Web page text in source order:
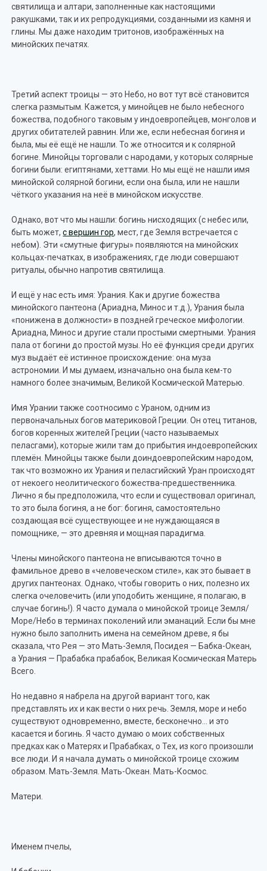
святилища и алтари, заполненные как настоящими
ракушками, так и их репродукциями, созданными из камня и
глины. Мы даже находим тритонов, изображённых на
минойских печатях.
Третий аспект троицы — это Небо, но вот тут всё становится
слегка размытым. Кажется, у минойцев не было небесного
божества, подобного таковым у индоевропейцев, монголов и
других обитателей равнин. Или же, если небесная богиня и
была, мы её ещё не нашли. То же относится и к солярной
богине. Минойцы торговали с народами, у которых солярные
богини были: египтянами, хеттами. Но мы ещё не нашли имя
минойской солярной богини, если она была, или не нашли
чёткого указания на неё в минойском искусстве.
Однако, вот что мы нашли: богинь нисходящих (с небес или,
быть может,с вершин гор, мест, где Земля встречается с
небом). Эти «смутные фигуры» появляются на минойских
кольцах-печатках, в изображениях, где люди совершают
ритуалы, обычно напротив святилища.
И ещё у нас есть имя: Урания. Как и другие божества
минойского пантеона (Ариадна, Минос и т.д.), Урания была
«понижена в должности» в поздней греческое мифологии.
Ариадна, Минос и другие стали простыми смертными. Урания
пала от богини до простой музы. Но её функция среди других
муз выдаёт её истинное происхождение: она муза
астрономии. И мы думаем, изначально она была кем-то
намного более значимым, Великой Космической Матерью.
Имя Урании также соотносимо с Ураном, одним из
первоначальных богов материковой Греции. Он отец титанов,
богов коренных жителей Греции (часто называемых
пеласгами), которые жили там до прибытия индоевропейских
племён. Минойцы также были доиндоевропейским народом,
так что возможно их Урания и пеласгийский Уран происходят
от некоего неолитического божества-предшественника.
Лично я бы предположила, что если и существовал оригинал,
то это была богиня, а не бог: богиня, самостоятельно
создающая всё существующее и не нуждающаяся в
помощнике, — это древняя и мощная парадигма.
Члены минойского пантеона не вписываются точно в
фамильное древо в «человеческом стиле», как это бывает в
других пантеонах. Однако, чтобы говорить о них, полезно их
слегка очеловечить (или уподобить женщине, я полагаю, в
случае богинь!). Я часто думала о минойской троице Земля/
Море/Небо в терминах поколений или эманаций. Если бы мне
нужно было заполнить имена на семейном древе, я бы
сказала, что Рея — это Мать-Земля, Посидея — Бабка-Океан,
а Урания — Прабабка прабабок, Великая Космическая Матерь
Всего.
Но недавно я набрела на другой вариант того, как
представлять их и как вести о них речь. Земля, море и небо
существуют одновременно, вместе, бесконечно… и это
касается и богинь. Я часто думаю о моих собственных
предках как о Матерях и Прабабках, о Тех, из кого произошли
все люди. И я начала думать о минойской троице схожим
образом. Мать-Земля. Мать-Океан. Мать-Космос.
Матери.
Именем пчелы,